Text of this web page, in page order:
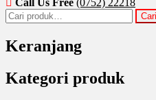
Call Us Free (0752) 22218
Pencarian
untuk:
Cari
Keranjang
Kategori produk